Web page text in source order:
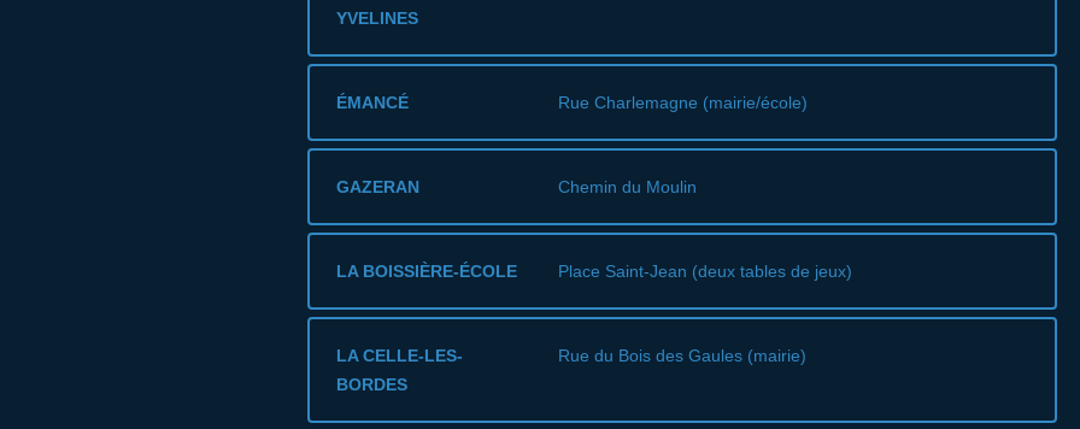
YVELINES
ÉMANCÉ Rue Charlemagne (mairie/école)
GAZERAN Chemin du Moulin
LA BOISSIÈRE-ÉCOLE Place Saint-Jean (deux tables de jeux)
LA CELLE-LES-
BORDES
Rue du Bois des Gaules (mairie)